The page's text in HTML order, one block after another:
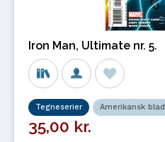
Iron Man, Ultimate nr. 5.
Tegneserier Amerikansk blad
35,00 kr.